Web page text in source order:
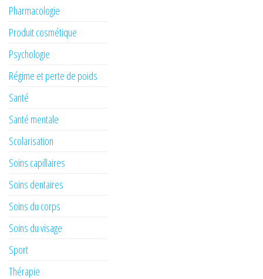
Pharmacologie
Produit cosmétique
Psychologie
Régime et perte de poids
Santé
Santé mentale
Scolarisation
Soins capillaires
Soins dentaires
Soins du corps
Soins du visage
Sport
Thérapie